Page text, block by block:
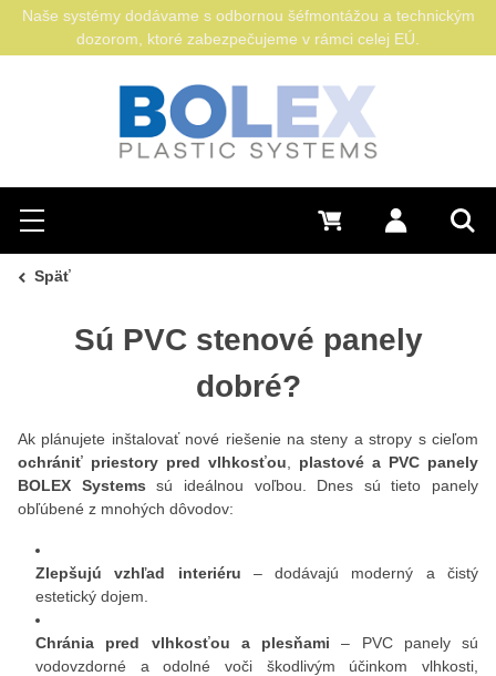
Hľadať
Menu Prihlásiť sa
0 €
Naše systémy dodávame s odbornou šéfmontážou a technickým
dozorom, ktoré zabezpečujeme v rámci celej EÚ.
Späť
Sú PVC stenové panely
dobré?
Ak plánujete inštalovať nové riešenie na steny a stropy s cieľom
ochrániť priestory pred vlhkosťou
plastové a PVC panely
BOLEX Systems sú ideálnou voľbou. Dnes sú tieto panely
obľúbené z mnohých dôvodov:
Zlepšujú vzhľad interiéru – dodávajú moderný a čistý
estetický dojem.
Chránia pred vlhkosťou a plesňami – PVC panely sú
vodovzdorné a odolné voči škodlivým účinkom vlhkosti,